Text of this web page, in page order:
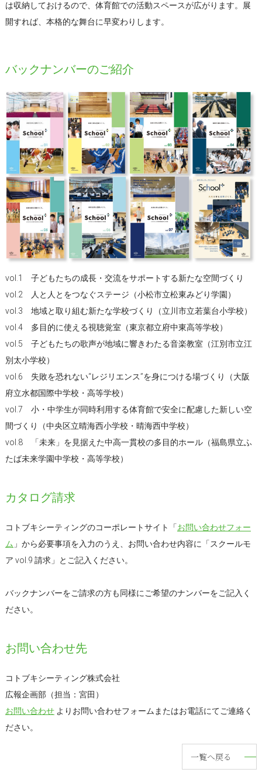
は収納しておけるので、体育館での活動スペースが広がります。展
開すれば、本格的な舞台に早変わりします。
バックナンバーのご紹介
vol.1 子どもたちの成長・交流をサポートする新たな空間づくり
vol.2 人と人とをつなぐステージ（小松市立松東みどり学園）
vol.3 地域と取り組む新たな学校づくり（立川市立若葉台小学校）
vol.4 多目的に使える視聴覚室（東京都立府中東高等学校）
vol.5 子どもたちの歌声が地域に響きわたる音楽教室（江別市立江
別太小学校）
vol.6 失敗を恐れない“レジリエンス”を身につける場づくり（大阪
府立水都国際中学校・高等学校）
vol.7 小・中学生が同時利用する体育館で安全に配慮した新しい空
間づくり（中央区立晴海西小学校・晴海西中学校）
vol.8 「未来」を見据えた中高一貫校の多目的ホール（福島県立ふ
たば未来学園中学校・高等学校）
カタログ請求
コトブキシーティングのコーポレートサイト「お問い合わせフォー
ム 」から必要事項を入力のうえ、お問い合わせ内容に「スクールモ
ア vol.9 請求」とご記入ください。
バックナンバーをご請求の方も同様にご希望のナンバーをご記入く
ださい。
お問い合わせ先
コトブキシーティング株式会社
広報企画部（担当：宮田）
お問い合わせよりお問い合わせフォームまたはお電話にてご連絡く
ださい。
一覧へ戻る